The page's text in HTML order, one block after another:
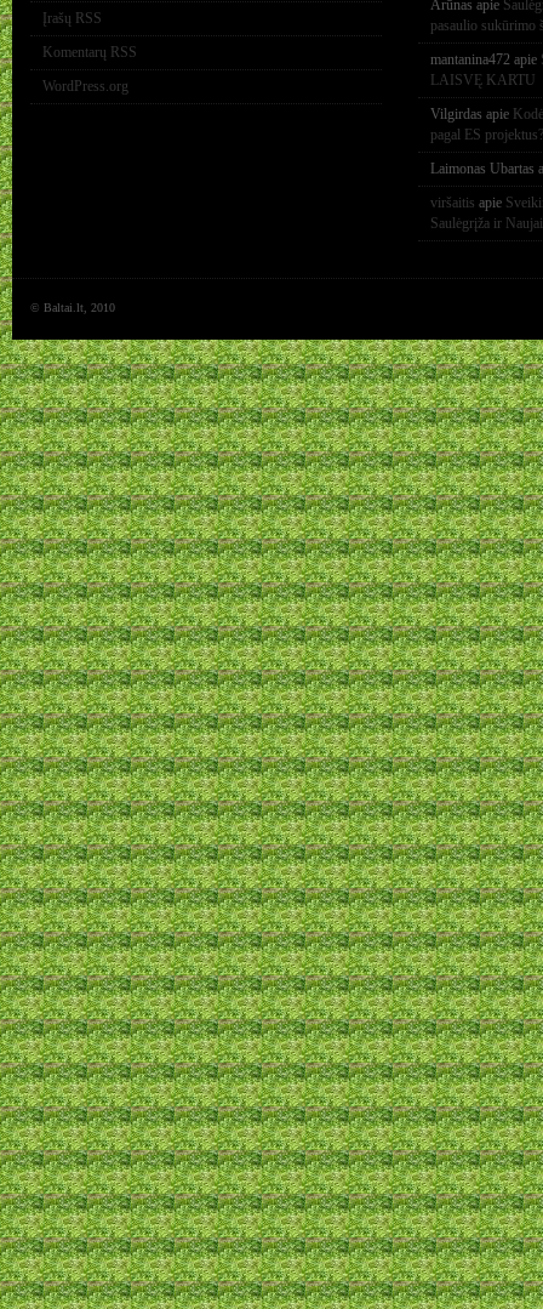
Įrašų RSS
Komentarų RSS
WordPress.org
Arūnas apie
pasaulio sukūrimo
mantanina472 apie
LAISVĘ KARTU
Vilgirdas apie
pagal ES projektus?
Laimonas Ubartas
viršaitis apie
Saulėgrįža ir
© Baltai.lt, 2010